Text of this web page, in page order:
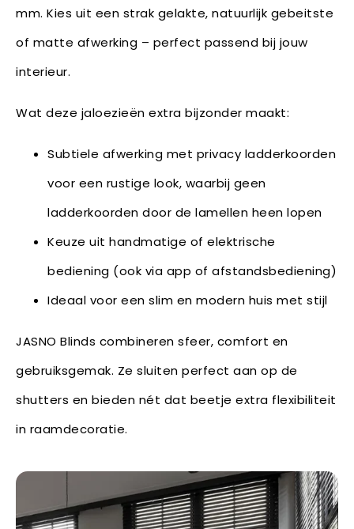
mm. Kies uit een strak gelakte, natuurlijk gebeitste
of matte afwerking – perfect passend bij jouw
interieur.
Wat deze jaloezieën extra bijzonder maakt:
Subtiele afwerking met privacy ladderkoorden
voor een rustige look, waarbij geen
ladderkoorden door de lamellen heen lopen
Keuze uit handmatige of elektrische
bediening (ook via app of afstandsbediening)
Ideaal voor een slim en modern huis met stijl
JASNO Blinds combineren sfeer, comfort en
gebruiksgemak. Ze sluiten perfect aan op de
shutters en bieden nét dat beetje extra flexibiliteit
in raamdecoratie.